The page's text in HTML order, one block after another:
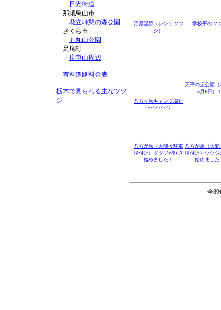
日光街道
那須烏山市
花立峠憩の森公園
さくら市
お丸山公園
足尾町
庚申山周辺
有料道路料金表
栃木で見られる主なツツ
ジ
沼原湿原（レンゲツツ
ジ）
学校平のツ
八方ヶ原キャンプ場付
近のツツジ
天平の丘公園（
5月6日）
八方が原（大間々駐車
場付近）ツツジが咲き
始めました１
八方が原（大間
場付近）ツツジ
始めました
全